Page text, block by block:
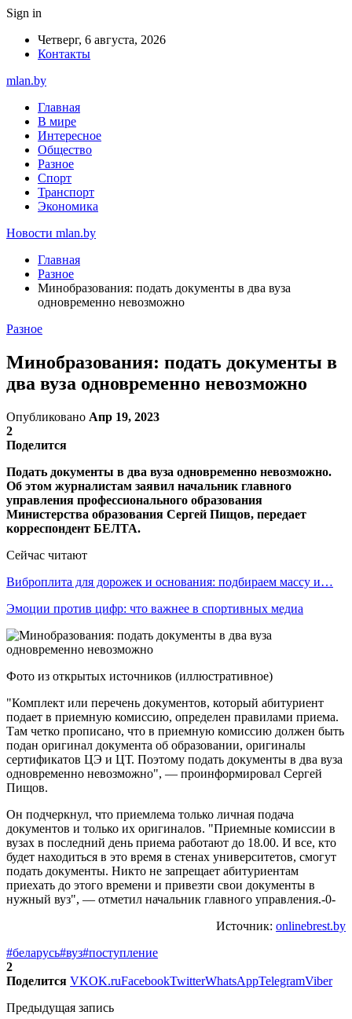
Sign in
Четверг, 6 августа, 2026
Контакты
mlan.by
Главная
В мире
Интересное
Общество
Разное
Спорт
Транспорт
Экономика
Новости mlan.by
Главная
Разное
Минобразования: подать документы в два вуза
одновременно невозможно
Разное
Минобразования: подать документы в
два вуза одновременно невозможно
Опубликовано Апр 19, 2023
2
Поделится
Подать документы в два вуза одновременно невозможно.
Об этом журналистам заявил начальник главного
управления профессионального образования
Министерства образования Сергей Пищов, передает
корреспондент БЕЛТА.
Сейчас читают
Виброплита для дорожек и основания: подбираем массу и…
Эмоции против цифр: что важнее в спортивных медиа
Фото из открытых источников (иллюстративное)
"Комплект или перечень документов, который абитуриент
подает в приемную комиссию, определен правилами приема.
Там четко прописано, что в приемную комиссию должен быть
подан оригинал документа об образовании, оригиналы
сертификатов ЦЭ и ЦТ. Поэтому подать документы в два вуза
одновременно невозможно", — проинформировал Сергей
Пищов.
Он подчеркнул, что приемлема только личная подача
документов и только их оригиналов. "Приемные комиссии в
вузах в последний день приема работают до 18.00. И все, кто
будет находиться в это время в стенах университетов, смогут
подать документы. Никто не запрещает абитуриентам
приехать до этого времени и привезти свои документы в
нужный вуз", — отметил начальник главного управления.-0-
Источник: onlinebrest.by
#беларусь#вуз#поступление
2
Поделится VKOK.ruFacebookTwitterWhatsAppTelegramViber
Предыдущая запись